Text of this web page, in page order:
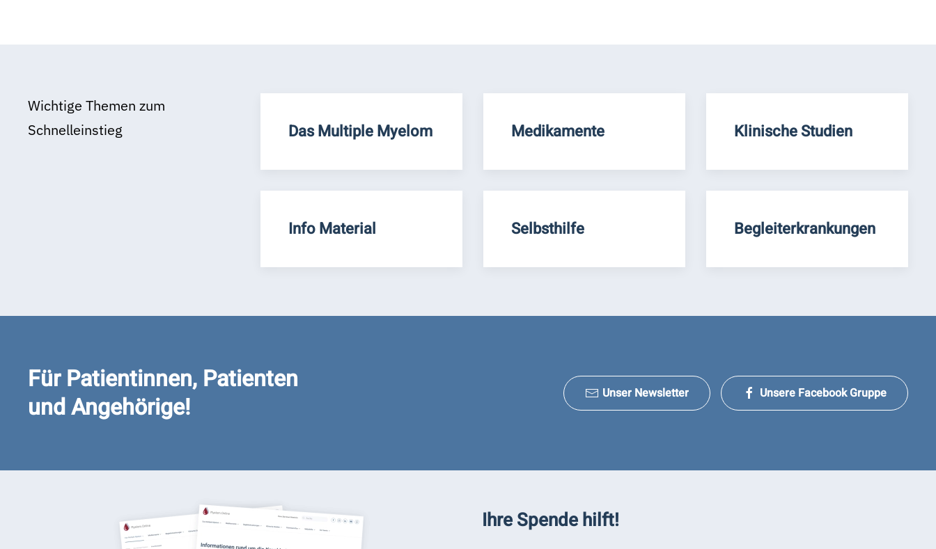
Wichtige Themen zum
Schnelleinstieg
Das Multiple Myelom Medikamente Klinische Studien
Info Material Selbsthilfe Begleiterkrankungen
Für Patientinnen, Patienten
und Angehörige!
Unser Newsletter Unsere Facebook Gruppe
Ihre Spende hilft!